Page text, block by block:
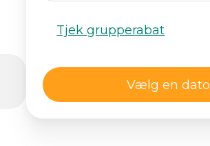
Tjek grupperabat
Vælg en dato